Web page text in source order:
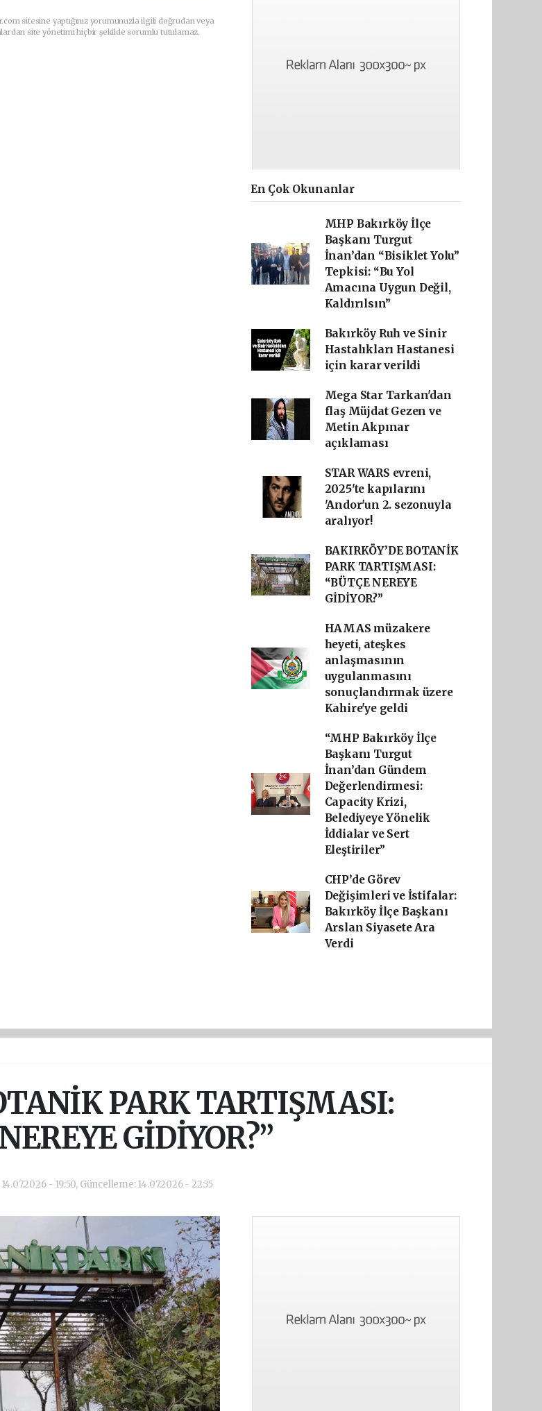
sitesine yaptığınız yorumunuzla ilgili doğrudan veya
site yönetimi hiçbir şekilde sorumlu tutulamaz.
En Çok Okunanlar
MHP Bakırköy İlçe
Başkanı Turgut
İnan’dan “Bisiklet Yolu”
Tepkisi: “Bu Yol
Amacına Uygun Değil,
Kaldırılsın”
Bakırköy Ruh ve Sinir
Hastalıkları Hastanesi
için karar verildi
Mega Star Tarkan'dan
flaş Müjdat Gezen ve
Metin Akpınar
açıklaması
STAR WARS evreni,
2025'te kapılarını
'Andor'un 2. sezonuyla
aralıyor!
BAKIRKÖY’DE BOTANİK
PARK TARTIŞMASI:
“BÜTÇE NEREYE
GİDİYOR?”
HAMAS müzakere
heyeti, ateşkes
anlaşmasının
uygulanmasını
sonuçlandırmak üzere
Kahire'ye geldi
“MHP Bakırköy İlçe
Başkanı Turgut
İnan’dan Gündem
Değerlendirmesi:
Capacity Krizi,
Belediyeye Yönelik
İddialar ve Sert
Eleştiriler”
CHP’de Görev
Değişimleri ve İstifalar:
Bakırköy İlçe Başkanı
Arslan Siyasete Ara
Verdi
PARK TARTIŞMASI:
GİDİYOR?”
14.07.2026 - 19:50, Güncelleme: 14.07.2026 - 22:35